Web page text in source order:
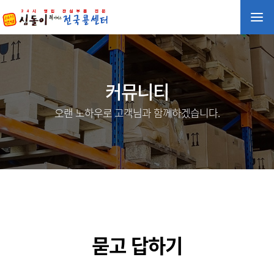
커뮤니티
오랜 노하우로 고객님과 함께하겠습니다.
묻고 답하기